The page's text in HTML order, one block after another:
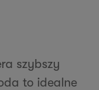
szybszy
to idealne